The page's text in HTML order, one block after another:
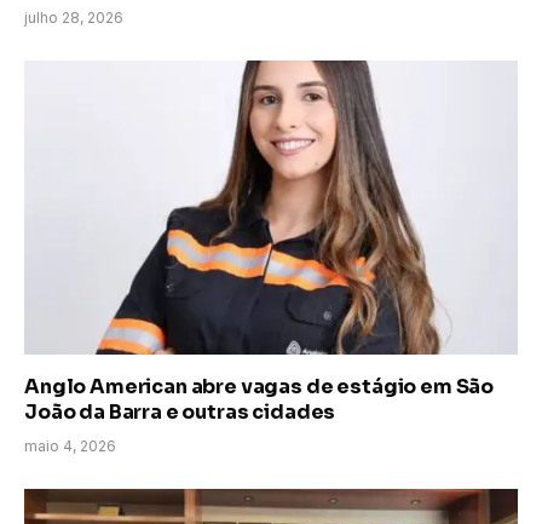
julho 28, 2026
Anglo American abre vagas de estágio em São
João da Barra e outras cidades
maio 4, 2026